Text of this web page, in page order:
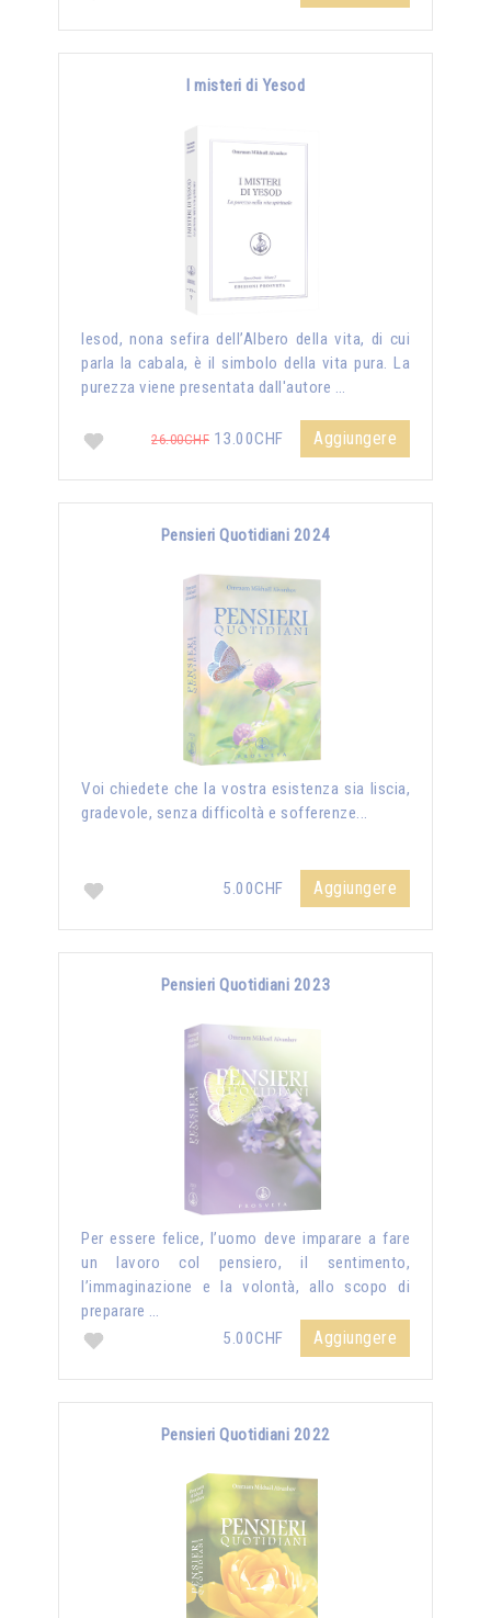
I misteri di Yesod
Iesod, nona sefira dell’Albero della vita, di cui
parla la cabala, è il simbolo della vita pura. La
purezza viene presentata dall'autore …
26.00CHF 13.00CHF Aggiungere
Pensieri Quotidiani 2024
Voi chiedete che la vostra esistenza sia liscia,
gradevole, senza difficoltà e sofferenze...
5.00CHF Aggiungere
Pensieri Quotidiani 2023
Per essere felice, l’uomo deve imparare a fare
un lavoro col pensiero, il sentimento,
l’immaginazione e la volontà, allo scopo di
preparare …
5.00CHF
Aggiungere
Pensieri Quotidiani 2022